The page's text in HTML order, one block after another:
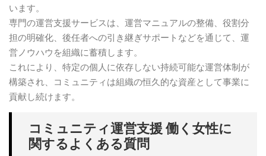
います。
専門の運営支援サービスは、運営マニュアルの整備、役割分
担の明確化、後任者への引き継ぎサポートなどを通じて、運
営ノウハウを組織に蓄積します。
これにより、特定の個人に依存しない持続可能な運営体制が
構築され、コミュニティは組織の恒久的な資産として事業に
貢献し続けます。
コミュニティ運営支援 働く女性に
関するよくある質問